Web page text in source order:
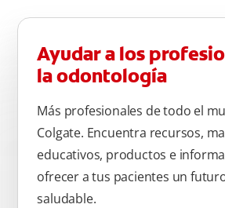
Ayudar a los
la odontología
Más profesionales de todo el
Colgate. Encuentra recursos,
educativos, productos e
ofrecer a tus pacientes un
saludable.